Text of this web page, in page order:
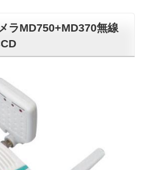
ラMD750+MD370無線